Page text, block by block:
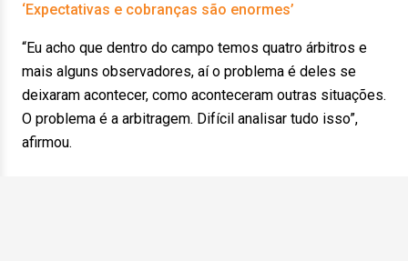
‘Expectativas e cobranças são enormes’
“Eu acho que dentro do campo temos quatro árbitros e
mais alguns observadores, aí o problema é deles se
deixaram acontecer, como aconteceram outras situações.
O problema é a arbitragem. Difícil analisar tudo isso”,
afirmou.